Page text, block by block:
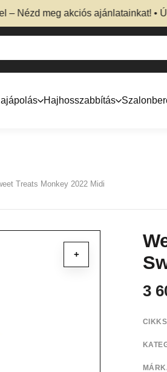
meg akciós ajánlatainkat! •
Hajhosszabbítás
Treats Monkey 2022 Midi
+
3